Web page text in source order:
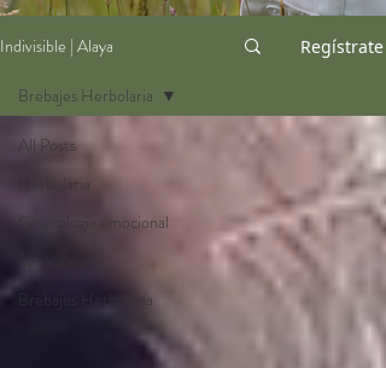
Indivisible | Alaya Regístrate
All Posts
Herbolaria
Ginecología emocional
Sananción
Brebajes Herbolaria
Brebajes Herbolaria